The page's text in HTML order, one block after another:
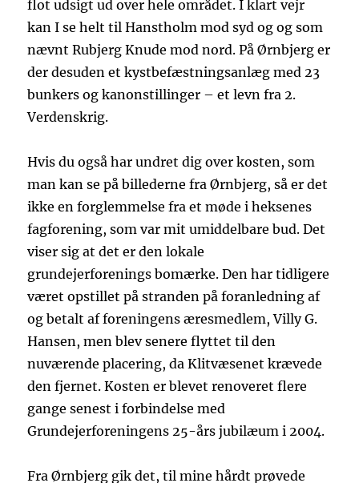
flot udsigt ud over hele området. I klart vejr
kan I se helt til Hanstholm mod syd og og som
nævnt Rubjerg Knude mod nord. På Ørnbjerg er
der desuden et kystbefæstningsanlæg med 23
bunkers og kanonstillinger – et levn fra 2.
Verdenskrig.
Hvis du også har undret dig over kosten, som
man kan se på billederne fra Ørnbjerg, så er det
ikke en forglemmelse fra et møde i heksenes
fagforening, som var mit umiddelbare bud. Det
viser sig at det er den lokale
grundejerforenings bomærke. Den har tidligere
været opstillet på stranden på foranledning af
og betalt af foreningens æresmedlem, Villy G.
Hansen, men blev senere flyttet til den
nuværende placering, da Klitvæsenet krævede
den fjernet. Kosten er blevet renoveret flere
gange senest i forbindelse med
Grundejerforeningens 25-års jubilæum i 2004.
Fra Ørnbjerg gik det, til mine hårdt prøvede